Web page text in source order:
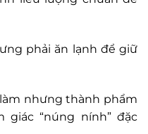
phải ăn lạnh để giữ
nhưng thành phẩm
“núng nính” đặc